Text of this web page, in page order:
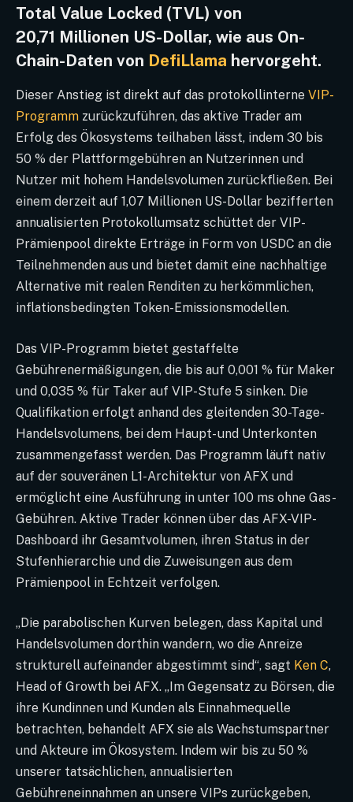
Total Value Locked (TVL) von
20,71 Millionen US-Dollar, wie aus On-
Chain-Daten von DefiLlama hervorgeht.
Dieser Anstieg ist direkt auf das protokollinterne VIP-
Programm zurückzuführen, das aktive Trader am
Erfolg des Ökosystems teilhaben lässt, indem 30 bis
50 % der Plattformgebühren an Nutzerinnen und
Nutzer mit hohem Handelsvolumen zurückfließen. Bei
einem derzeit auf 1,07 Millionen US-Dollar bezifferten
annualisierten Protokollumsatz schüttet der VIP-
Prämienpool direkte Erträge in Form von USDC an die
Teilnehmenden aus und bietet damit eine nachhaltige
Alternative mit realen Renditen zu herkömmlichen,
inflationsbedingten Token-Emissionsmodellen.
Das VIP-Programm bietet gestaffelte
Gebührenermäßigungen, die bis auf 0,001 % für Maker
und 0,035 % für Taker auf VIP-Stufe 5 sinken. Die
Qualifikation erfolgt anhand des gleitenden 30-Tage-
Handelsvolumens, bei dem Haupt- und Unterkonten
zusammengefasst werden. Das Programm läuft nativ
auf der souveränen L1-Architektur von AFX und
ermöglicht eine Ausführung in unter 100 ms ohne Gas-
Gebühren. Aktive Trader können über das AFX-VIP-
Dashboard ihr Gesamtvolumen, ihren Status in der
Stufenhierarchie und die Zuweisungen aus dem
Prämienpool in Echtzeit verfolgen.
„Die parabolischen Kurven belegen, dass Kapital und
Handelsvolumen dorthin wandern, wo die Anreize
strukturell aufeinander abgestimmt sind“, sagt Ken C,
Head of Growth bei AFX. „Im Gegensatz zu Börsen, die
ihre Kundinnen und Kunden als Einnahmequelle
betrachten, behandelt AFX sie als Wachstumspartner
und Akteure im Ökosystem. Indem wir bis zu 50 %
unserer tatsächlichen, annualisierten
Gebühreneinnahmen an unsere VIPs zurückgeben,